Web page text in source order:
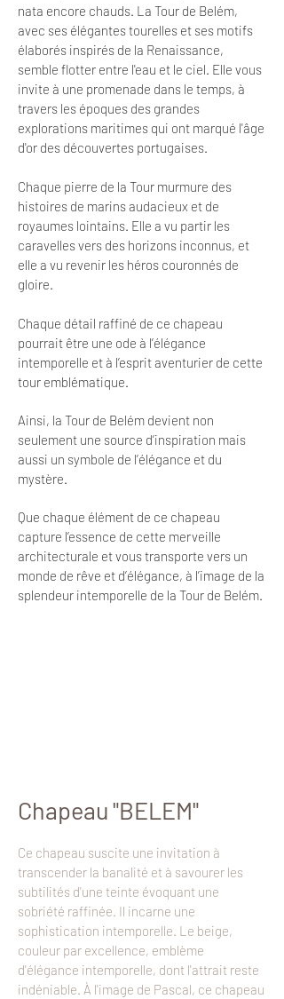
nata encore chauds. La Tour de Belém,
avec ses élégantes tourelles et ses motifs
élaborés inspirés de la Renaissance,
semble flotter entre l'eau et le ciel. Elle vous
invite à une promenade dans le temps, à
travers les époques des grandes
explorations maritimes qui ont marqué l'âge
d'or des découvertes portugaises.
Chaque pierre de la Tour murmure des
histoires de marins audacieux et de
royaumes lointains. Elle a vu partir les
caravelles vers des horizons inconnus, et
elle a vu revenir les héros couronnés de
gloire.
Chaque détail raffiné de ce chapeau
pourrait être une ode à l’élégance
intemporelle et à l’esprit aventurier de cette
tour emblématique.
Ainsi, la Tour de Belém devient non
seulement une source d’inspiration mais
aussi un symbole de l’élégance et du
mystère.
Que chaque élément de ce chapeau
capture l’essence de cette merveille
architecturale et vous transporte vers un
monde de rêve et d’élégance, à l’image de la
splendeur intemporelle de la Tour de Belém.
Chapeau "BELEM"
Ce chapeau suscite une invitation à
transcender la banalité et à savourer les
subtilités d'une teinte évoquant une
sobriété raffinée. Il incarne une
sophistication intemporelle. Le beige,
couleur par excellence, emblème
d'élégance intemporelle, dont l'attrait reste
indéniable. À l'image de Pascal, ce chapeau